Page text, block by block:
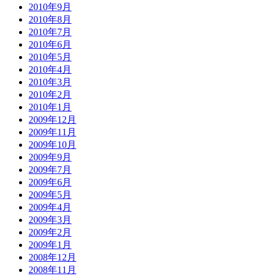
2010年9月
2010年8月
2010年7月
2010年6月
2010年5月
2010年4月
2010年3月
2010年2月
2010年1月
2009年12月
2009年11月
2009年10月
2009年9月
2009年7月
2009年6月
2009年5月
2009年4月
2009年3月
2009年2月
2009年1月
2008年12月
2008年11月